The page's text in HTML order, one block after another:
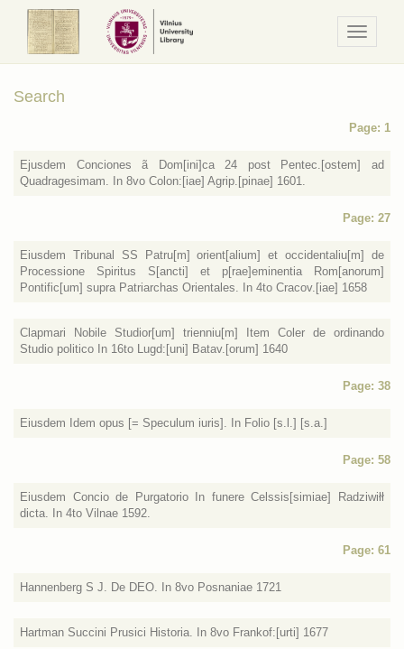
/
Meniu
Search
Page: 1
Ejusdem Conciones ã Dom[ini]ca 24 post Pentec.[ostem] ad
Quadragesimam. In 8vo Colon:[iae] Agrip.[pinae] 1601.
Page: 27
Eiusdem Tribunal SS Patru[m] orient[alium] et occidentaliu[m] de
Processione Spiritus S[ancti] et p[rae]eminentia Rom[anorum]
Pontific[um] supra Patriarchas Orientales. In 4to Cracov.[iae] 1658
Clapmari Nobile Studior[um] trienniu[m] Item Coler de ordinando
Studio politico In 16to Lugd:[uni] Batav.[orum] 1640
Page: 38
Eiusdem Idem opus [= Speculum iuris]. In Folio [s.l.] [s.a.]
Page: 58
Eiusdem Concio de Purgatorio In funere Celssis[simiae] Radziwiłł
dicta. In 4to Vilnae 1592.
Page: 61
Hannenberg S J. De DEO. In 8vo Posnaniae 1721
Hartman Succini Prusici Historia. In 8vo Frankof:[urti] 1677